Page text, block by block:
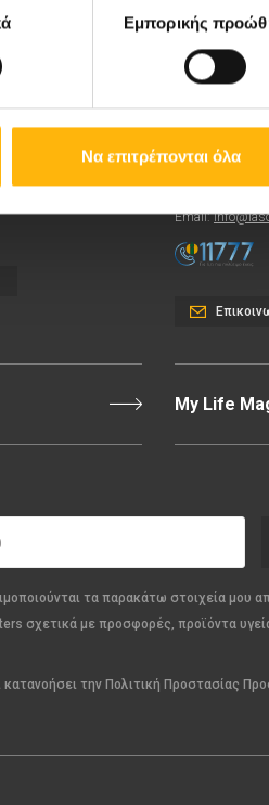
Εμπορικής
Να επιτρέπονται όλα
Λεωφ.
Τηλ. Κέντρο:
000
Email:
My Life
τα παρακάτω στοιχεία μου
σχετικά με προσφορές, προϊόντα
κατανοήσει την Πολιτική Προστασίας